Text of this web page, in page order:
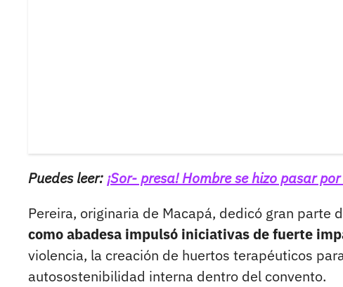
Puedes leer: ¡Sor- presa! Hombre se hizo pasar
Pereira, originaria de Macapá, dedicó gran parte
como abadesa impulsó iniciativas de fuerte
violencia, la creación de huertos terapéuticos
autosostenibilidad interna dentro del convento.